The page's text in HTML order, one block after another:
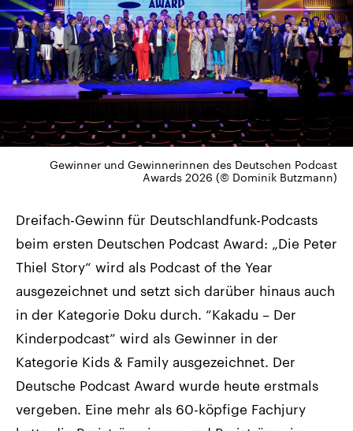
Gewinner und Gewinnerinnen des Deutschen Podcast
Awards 2026 (© Dominik Butzmann)
Dreifach-Gewinn für Deutschlandfunk-Podcasts
beim ersten Deutschen Podcast Award: „Die Peter
Thiel Story“ wird als Podcast of the Year
ausgezeichnet und setzt sich darüber hinaus auch
in der Kategorie Doku durch. “Kakadu – Der
Kinderpodcast” wird als Gewinner in der
Kategorie Kids & Family ausgezeichnet. Der
Deutsche Podcast Award wurde heute erstmals
vergeben. Eine mehr als 60-köpfige Fachjury